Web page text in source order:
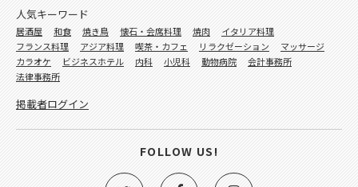
人気キーワード
居酒屋 和食 焼き鳥 懐石・会席料理 焼肉
イタリア料理
フランス料理
アジア料理 喫茶・カフェ リラクゼーション
マッサージ
カラオケ
ビジネスホテル 内科 小児科 動物病院
会計事務所
法律事務所
掲載者ログイン
FOLLOW US!